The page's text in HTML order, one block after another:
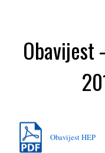
Obavijest
Obavijest HEP